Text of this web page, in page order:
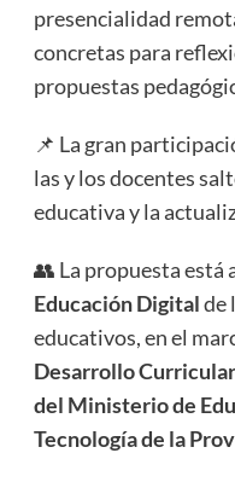
presencialidad
concretas para
propuestas
📌 La gran
las y los docentes
educativa y la
👥 La propuesta está
Educación Digitalde
educativos, en el
Desarrollo
del Ministerio de
Tecnología de la